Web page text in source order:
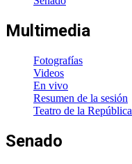
Multimedia
Fotografías
Videos
En vivo
Resumen de la sesión
Teatro de la República
Senado